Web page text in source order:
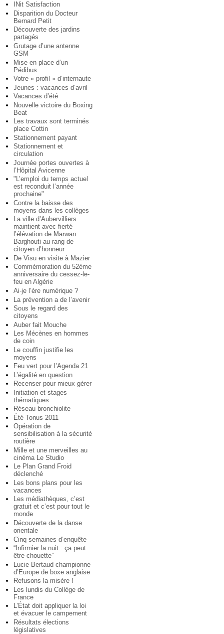
INit Satisfaction
Disparition du Docteur
Bernard Petit
Découverte des jardins
partagés
Grutage d’une antenne
GSM
Mise en place d’un
Pédibus
Votre « profil » d’internaute
Jeunes : vacances d’avril
Vacances d’été
Nouvelle victoire du Boxing
Beat
Les travaux sont terminés
place Cottin
Stationnement payant
Stationnement et
circulation
Journée portes ouvertes à
l’Hôpital Avicenne
"L’emploi du temps actuel
est reconduit l’année
prochaine"
Contre la baisse des
moyens dans les collèges
La ville d’Aubervilliers
maintient avec fierté
l’élévation de Marwan
Barghouti au rang de
citoyen d’honneur
De Visu en visite à Mazier
Commémoration du 52ème
anniversaire du cessez-le-
feu en Algérie
Ai-je l’ère numérique ?
La prévention a de l’avenir
Sous le regard des
citoyens
Auber fait Mouche
Les Mécènes en hommes
de coin
Le couffin justifie les
moyens
Feu vert pour l’Agenda 21
L’égalité en question
Recenser pour mieux gérer
Initiation et stages
thématiques
Réseau bronchiolite
Été Tonus 2011
Opération de
sensibilisation à la sécurité
routière
Mille et une merveilles au
cinéma Le Studio
Le Plan Grand Froid
déclenché
Les bons plans pour les
vacances
Les médiathèques, c’est
gratuit et c’est pour tout le
monde
Découverte de la danse
orientale
Cinq semaines d’enquête
“Infirmier la nuit : ça peut
être chouette”
Lucie Bertaud championne
d’Europe de boxe anglaise
Refusons la misère !
Les lundis du Collège de
France
L’État doit appliquer la loi
et évacuer le campement
Résultats élections
législatives